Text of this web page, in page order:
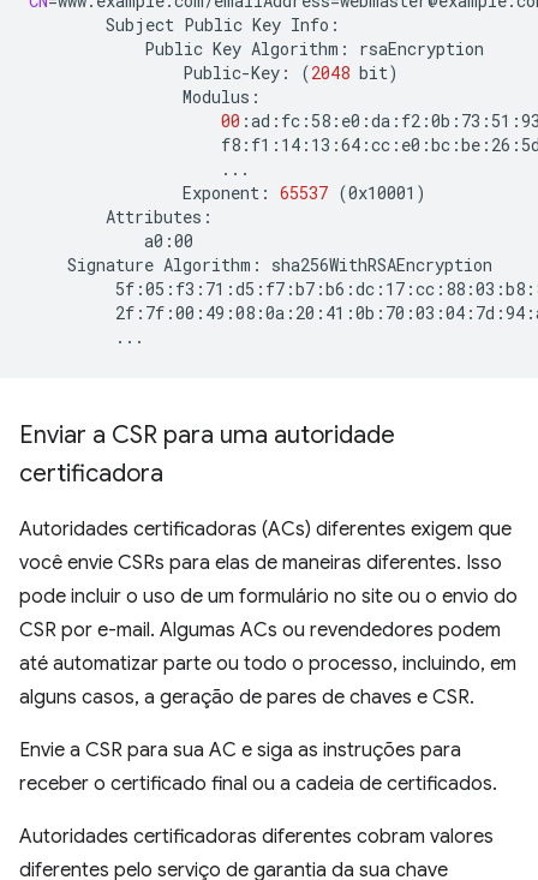
Subject Public Key
Public Key Algorithm:
Public-Key:
(2048 bit)
00
Exponent: 65537 (0x10001 )
Signature Algorithm:
Enviar a CSR para uma autoridade
certificadora
Autoridades certificadoras (ACs) diferentes exigem que
você envie CSRs para elas de maneiras diferentes. Isso
pode incluir o uso de um formulário no site ou o envio do
CSR por e-mail. Algumas ACs ou revendedores podem
até automatizar parte ou todo o processo, incluindo, em
alguns casos, a geração de pares de chaves e CSR.
Envie a CSR para sua AC e siga as instruções para
receber o certificado final ou a cadeia de certificados.
Autoridades certificadoras diferentes cobram valores
diferentes pelo serviço de garantia da sua chave